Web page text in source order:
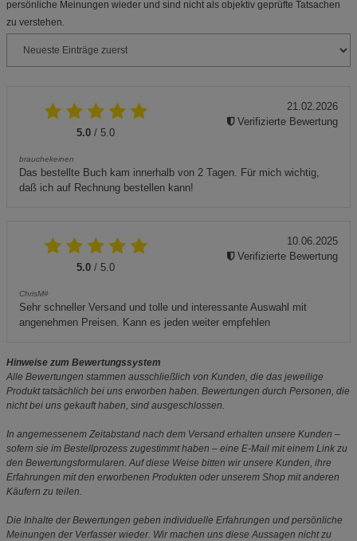
persönliche Meinungen wieder und sind nicht als objektiv geprüfte Tatsachen
zu verstehen.
5.0 / 5.0
brauchekeinen
Das bestellte Buch kam innerhalb von 2 Tagen. Für mich wichtig,
daß ich auf Rechnung bestellen kann!
21.02.2026
Verifizierte Bewertung
5.0 / 5.0
ChrisM#
Sehr schneller Versand und tolle und interessante Auswahl mit
angenehmen Preisen. Kann es jeden weiter empfehlen
10.06.2025
Verifizierte Bewertung
Hinweise zum Bewertungssystem
Alle Bewertungen stammen ausschließlich von Kunden, die das jeweilige
Produkt tatsächlich bei uns erworben haben. Bewertungen durch Personen, die
nicht bei uns gekauft haben, sind ausgeschlossen.
In angemessenem Zeitabstand nach dem Versand erhalten unsere Kunden –
sofern sie im Bestellprozess zugestimmt haben – eine E-Mail mit einem Link zu
den Bewertungsformularen. Auf diese Weise bitten wir unsere Kunden, ihre
Erfahrungen mit den erworbenen Produkten oder unserem Shop mit anderen
Käufern zu teilen.
Die Inhalte der Bewertungen geben individuelle Erfahrungen und persönliche
Meinungen der Verfasser wieder. Wir machen uns diese Aussagen nicht zu